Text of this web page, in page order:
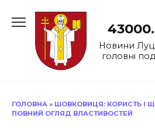
до
Новини
головні
ГОЛОВНА » ШОВКОВИЦЯ: КОРИСТЬ І
ПОВНИЙ ОГЛЯД ВЛАСТИВОСТЕЙ